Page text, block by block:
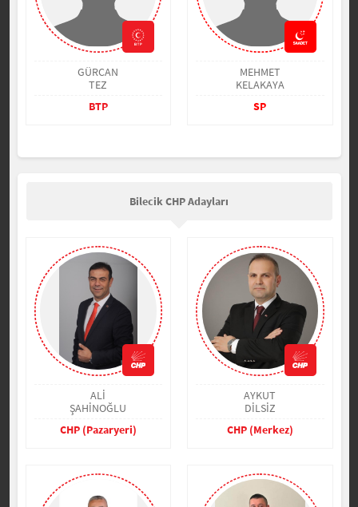
GÜRCAN
TEZ
BTP
MEHMET
KELAKAYA
SP
Bilecik CHP Adayları
ALİ
ŞAHİNOĞLU
CHP (Pazaryeri)
AYKUT
DİLSİZ
CHP (Merkez)